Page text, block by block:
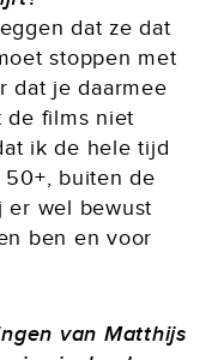
dat ze dat
stoppen met
dat je daarmee
de films niet
ik de hele tijd
50+, buiten de
er wel bewust
ben en voor
van Matthijs